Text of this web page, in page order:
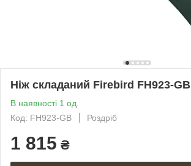
Ніж складаний Firebird FH923-GB
В наявності 1 од.
Код: FH923-GB
Роздріб
1 815 ₴